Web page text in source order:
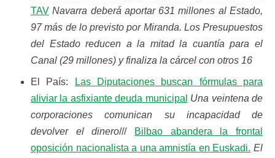
TAV Navarra deberá aportar 631 millones al Estado,
97 más de lo previsto por Miranda. Los Presupuestos
del Estado reducen a la mitad la cuantía para el
Canal (29 millones) y finaliza la cárcel con otros 16
El País:
Las Diputaciones buscan fórmulas para
aliviar la asfixiante deuda municipal Una veintena de
corporaciones comunican su incapacidad de
devolver el dinero///
Bilbao abandera la frontal
oposición nacionalista a una amnistía en Euskadi. El